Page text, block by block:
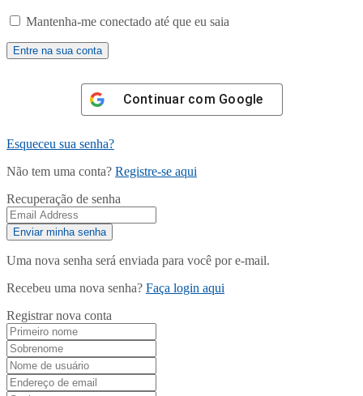
Mantenha-me conectado até que eu saia
Continuar com Google
Esqueceu sua senha?
Não tem uma conta? Registre-se aqui
Recuperação de senha
Uma nova senha será enviada para você por e-mail.
Recebeu uma nova senha? Faça login aqui
Registrar nova conta